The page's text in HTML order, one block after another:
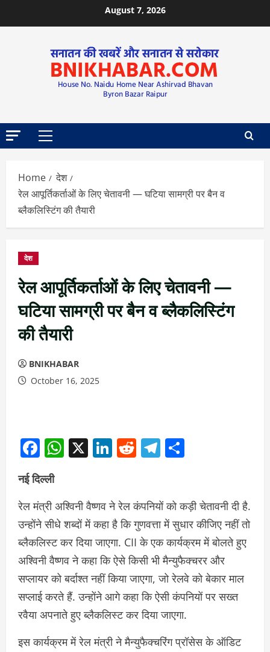
August 7, 2026
Home
देश
रेल आपूर्तिकर्ताओं के लिए चेतावनी — घटिया सामग्री पर बैन व
ब्लैकलिस्टिंग की तैयारी
देश
रेल आपूर्तिकर्ताओं के लिए चेतावनी —
घटिया सामग्री पर बैन व ब्लैकलिस्टिंग
की तैयारी
BNIKHABAR
October 16, 2025
Facebook
WhatsApp
X LinkedIn
RedditTelegram
नई दिल्ली
रेल मंत्री अश्विनी वैष्‍णव ने रेल कंपनियों को कड़ी चेतावनी दी है.
उन्‍होंने सीधे शब्‍दों में कहा है कि गुणवत्ता में सुधार कीजिए नहीं तो
ब्‍लैकलिस्‍ट कर दिया जाएगा. CII के एक कार्यक्रम में बोलते हुए
अश्विनी वैष्‍णव ने कहा कि ऐसे किसी भी मैन्‍युफैक्‍चरर और
सप्‍लायर को बर्दाश्‍त नहीं किया जाएगा, जो रेलवे को बेकार माल
सप्‍लाई करते हैं. उन्‍होंने आगे कहा कि ऐसी कंपनियों पर सख्‍त
रवैया अपनाते हुए ब्‍लैकलिस्‍ट कर दिया जाएगा.
इस कार्यक्रम में रेल मंत्री ने मैन्‍युफैक्‍चरिंग प्रॉसेस के ऑडिट